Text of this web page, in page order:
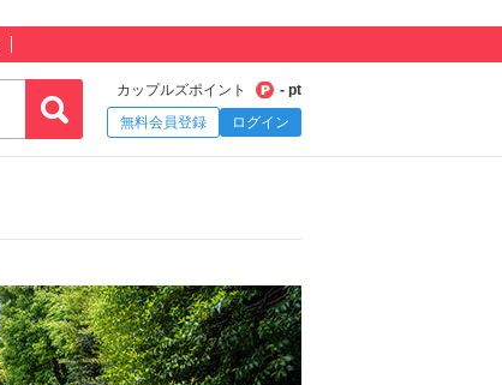
カップルズポイント
- pt
無料会員登録
ログイン